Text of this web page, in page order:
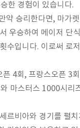
한 경험이 있습니다.
승리한다면, 마가
우승하여 메이저 단
수입니다. 이로써 로
4회, 프랑스오픈 3
마스터스 1000시리
르비아와 경기를 펼